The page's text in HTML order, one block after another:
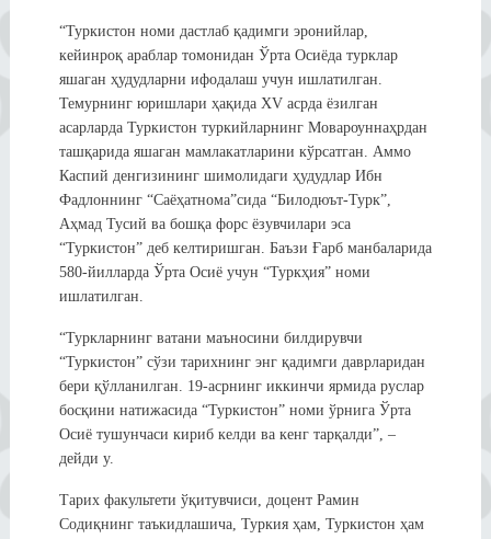
“Туркистон номи дастлаб қадимги эронийлар,
кейинроқ араблар томонидан Ўрта Осиёда турклар
яшаган ҳудудларни ифодалаш учун ишлатилган.
Темурнинг юришлари ҳақида XV асрда ёзилган
асарларда Туркистон туркийларнинг Мовароуннаҳрдан
ташқарида яшаган мамлакатларини кўрсатган. Аммо
Каспий денгизининг шимолидаги ҳудудлар Ибн
Фадлоннинг “Саёҳатнома”сида “Билодюът-Турк”,
Аҳмад Тусий ва бошқа форс ёзувчилари эса
“Туркистон” деб келтиришган. Баъзи Ғарб манбаларида
580-йилларда Ўрта Осиё учун “Туркҳия” номи
ишлатилган.
“Туркларнинг ватани маъносини билдирувчи
“Туркистон” сўзи тарихнинг энг қадимги даврларидан
бери қўлланилган. 19-асрнинг иккинчи ярмида руслар
босқини натижасида “Туркистон” номи ўрнига Ўрта
Осиё тушунчаси кириб келди ва кенг тарқалди”, –
дейди у.
Тарих факультети ўқитувчиси, доцент Рамин
Содиқнинг таъкидлашича, Туркия ҳам, Туркистон ҳам